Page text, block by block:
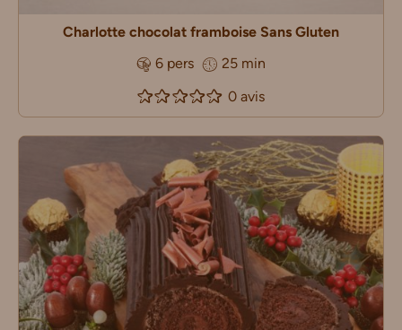
Charlotte chocolat framboise Sans Gluten
6 pers
25 min
0 avis